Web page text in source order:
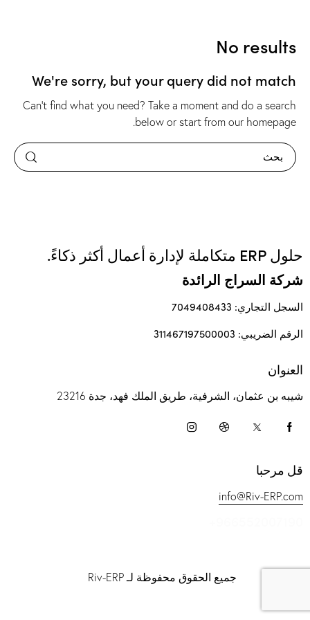
No results
We're sorry, but your query did not match
Can't find what you need? Take a moment and do a search
below or start from our homepage
.
حلول ERP متكاملة لإدارة أعمال أكثر ذكاءً.
شركة السراج الرائدة
السجل التجاري: 7049408433
الرقم الضريبي: 311467197500003
العنوان
شيبه بن عثمان، الشرفية، طريق الملك فهد، جدة 23216
قل مرحبا
info@Riv-ERP.com
جميع الحقوق محفوظة لـ Riv-ERP